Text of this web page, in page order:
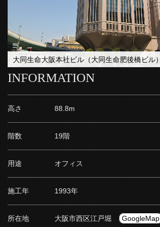
大同生命大阪本社ビル（大同生命肥後橋ビル）
INFORMATION
高さ 88.8m
階数 19階
用途 オフィス
施工年 1993年
所在地 大阪市西区江戸堀 GoogleMap